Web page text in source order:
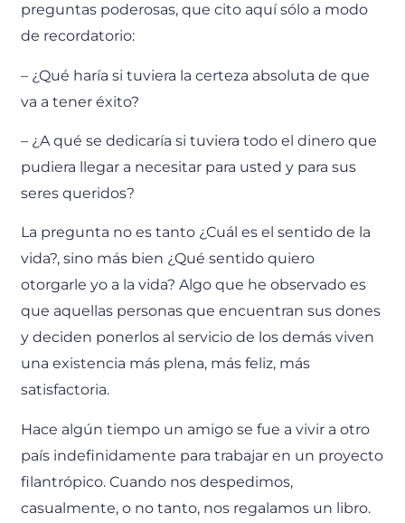
preguntas poderosas, que cito aquí sólo a modo
de recordatorio:
– ¿Qué haría si tuviera la certeza absoluta de que
va a tener éxito?
– ¿A qué se dedicaría si tuviera todo el dinero que
pudiera llegar a necesitar para usted y para sus
seres queridos?
La pregunta no es tanto ¿Cuál es el sentido de la
vida?, sino más bien ¿Qué sentido quiero
otorgarle yo a la vida? Algo que he observado es
que aquellas personas que encuentran sus dones
y deciden ponerlos al servicio de los demás viven
una existencia más plena, más feliz, más
satisfactoria.
Hace algún tiempo un amigo se fue a vivir a otro
país indefinidamente para trabajar en un proyecto
filantrópico. Cuando nos despedimos,
casualmente, o no tanto, nos regalamos un libro.